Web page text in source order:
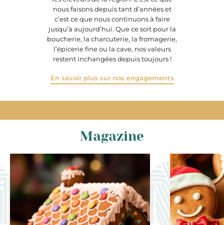
nous faisons depuis tant d’années et
c’est ce que nous continuons à faire
jusqu’à aujourd’hui. Que ce soit pour la
boucherie, la charcuterie, la fromagerie,
l’épicerie fine ou la cave, nos valeurs
restent inchangées depuis toujours !
En savoir plus sur nos engagements
Magazine